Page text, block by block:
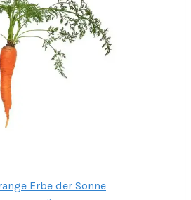
Erbe der Sonne